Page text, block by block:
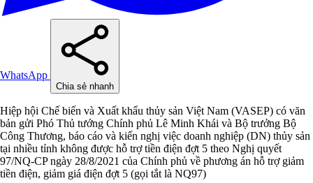
WhatsApp
Chia sẻ nhanh
Hiệp hội Chế biến và Xuất khẩu thủy sản Việt Nam (VASEP) có văn
bản gửi Phó Thủ tướng Chính phủ Lê Minh Khái và Bộ trưởng Bộ
Công Thương, báo cáo và kiến nghị việc doanh nghiệp (DN) thủy sản
tại nhiều tỉnh không được hỗ trợ tiền điện đợt 5 theo Nghị quyết
97/NQ-CP ngày 28/8/2021 của Chính phủ về phương án hỗ trợ giảm
tiền điện, giảm giá điện đợt 5 (gọi tắt là NQ97)